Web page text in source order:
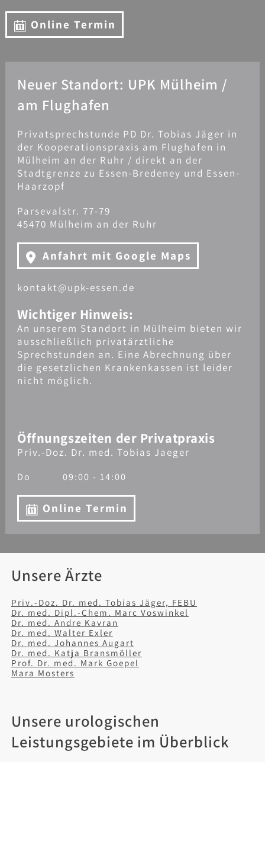
Online Termin
Neuer Standort: UPK Mülheim /
am Flughafen
Privatsprechstunde PD Dr. Tobias Jäger in
der Kooperationspraxis am Flughafen in
Mülheim an der Ruhr / direkt an der
Stadtgrenze zu Essen-Bredeney und Essen-
Haarzopf
Parsevalstr. 77-79
45470 Mülheim an der Ruhr
Anfahrt mit Google Maps
kontakt@upk-essen.de
Wichtiger Hinweis:
An unserem Standort in Mülheim bieten wir
ausschließlich privatärztliche
Sprechstunden an. Eine Abrechnung über
die gesetzlichen Krankenkassen ist leider
nicht möglich.
Öffnungszeiten der Privatpraxis
Priv.-Doz. Dr. med. Tobias Jaeger
Do 09:00 - 14:00
Online Termin
Unsere Ärzte
Priv.-Doz. Dr. med. Tobias Jäger, FEBU
Dr. med. Dipl.-Chem. Marc Voswinkel
Dr. med. Andre Kavran
Dr. med. Walter Exler
Dr. med. Johannes Augart
Dr. med. Katja Bransmöller
Prof. Dr. med. Mark Goepel
Mara Mosters
Unsere urologischen
Leistungsgebiete im Überblick